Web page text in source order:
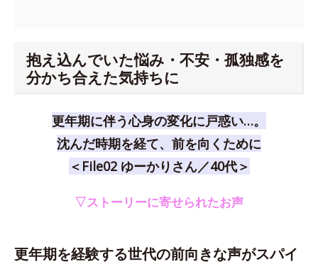
抱え込んでいた悩み・不安・孤独感を
分かち合えた気持ちに
更年期に伴う心身の変化に戸惑い…。
沈んだ時期を経て、前を向くために
＜File02 ゆーかりさん／40代＞
▽ストーリーに寄せられたお声
更年期を経験する世代の前向きな声がスパイ